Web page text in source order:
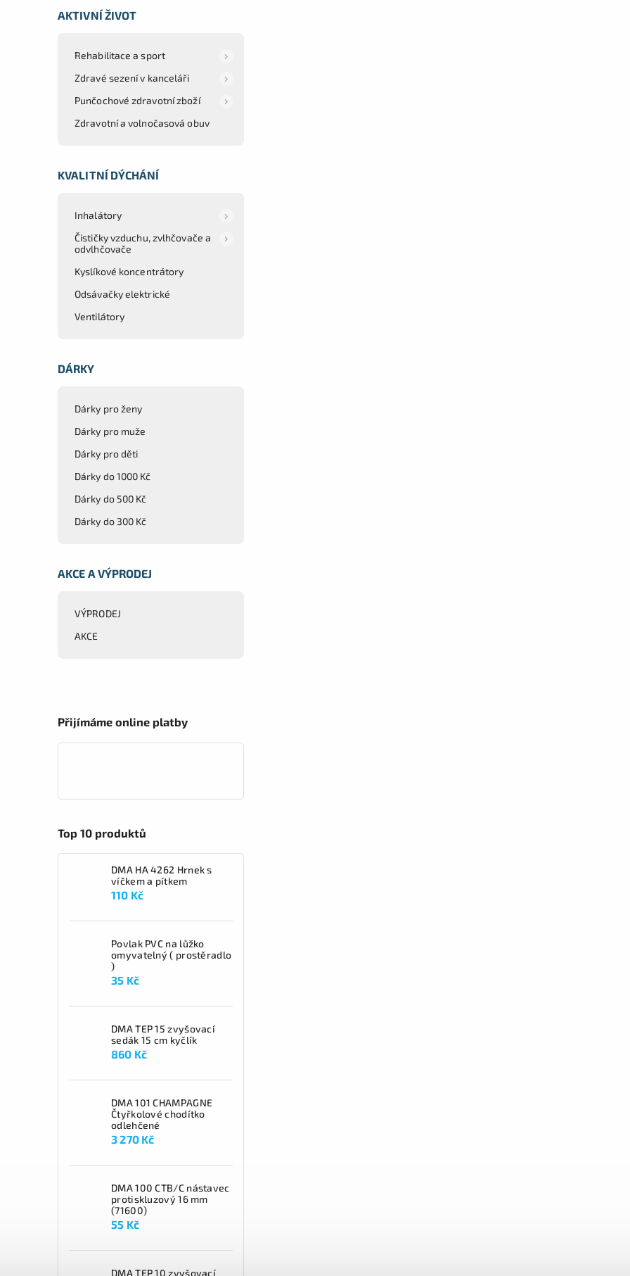
AKTIVNÍ ŽIVOT
Rehabilitace a sport
Zdravé sezení v kanceláři
Punčochové zdravotní zboží
Zdravotní a volnočasová obuv
KVALITNÍ DÝCHÁNÍ
Inhalátory
Čističky vzduchu, zvlhčovače a
odvlhčovače
Kyslíkové koncentrátory
Odsávačky elektrické
Ventilátory
DÁRKY
Dárky pro ženy
Dárky pro muže
Dárky pro děti
Dárky do 1000 Kč
Dárky do 500 Kč
Dárky do 300 Kč
AKCE A VÝPRODEJ
VÝPRODEJ
AKCE
Přijímáme online platby
Top 10 produktů
DMA HA 4262 Hrnek s
víčkem a pítkem
110 Kč
Povlak PVC na lůžko
omyvatelný ( prostěradlo
)
35 Kč
DMA TEP 15 zvyšovací
sedák 15 cm kyčlík
860 Kč
DMA 101 CHAMPAGNE
Čtyřkolové chodítko
odlehčené
3 270 Kč
DMA 100 CTB/C nástavec
protiskluzový 16 mm
(71600)
55 Kč
DMA TEP 10 zvyšovací